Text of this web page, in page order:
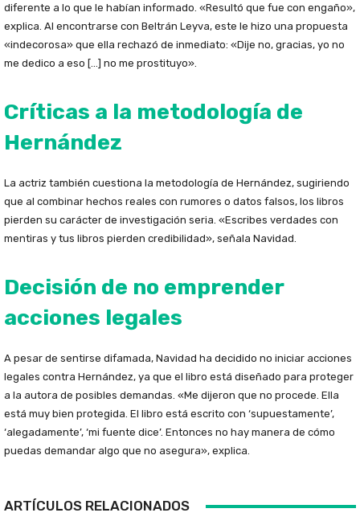
diferente a lo que le habían informado. «Resultó que fue con engaño»,
explica. Al encontrarse con Beltrán Leyva, este le hizo una propuesta
«indecorosa» que ella rechazó de inmediato: «Dije no, gracias, yo no
me dedico a eso […] no me prostituyo».
Críticas a la metodología de
Hernández
La actriz también cuestiona la metodología de Hernández, sugiriendo
que al combinar hechos reales con rumores o datos falsos, los libros
pierden su carácter de investigación seria. «Escribes verdades con
mentiras y tus libros pierden credibilidad», señala Navidad.
Decisión de no emprender
acciones legales
A pesar de sentirse difamada, Navidad ha decidido no iniciar acciones
legales contra Hernández, ya que el libro está diseñado para proteger
a la autora de posibles demandas. «Me dijeron que no procede. Ella
está muy bien protegida. El libro está escrito con ‘supuestamente’,
‘alegadamente’, ‘mi fuente dice’. Entonces no hay manera de cómo
puedas demandar algo que no asegura», explica.
ARTÍCULOS RELACIONADOS